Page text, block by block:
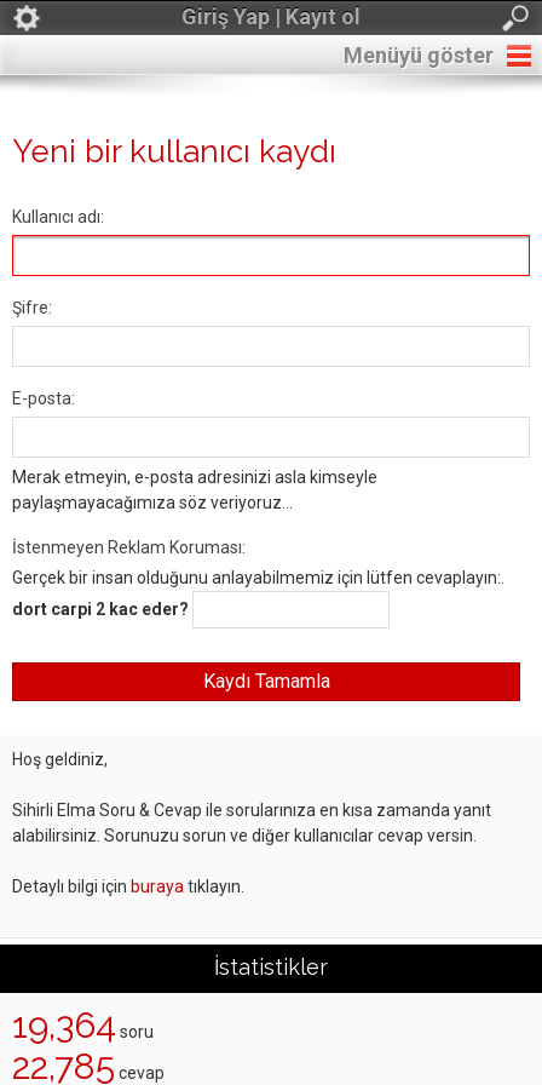
Giriş Yap | Kayıt ol
Menüyü göster
Yeni bir kullanıcı kaydı
Kullanıcı adı:
Şifre:
E-posta:
Merak etmeyin, e-posta adresinizi asla kimseyle
paylaşmayacağımıza söz veriyoruz...
İstenmeyen Reklam Koruması:
Gerçek bir insan olduğunu anlayabilmemiz için lütfen cevaplayın:.
dort carpi 2 kac eder?
Hoş geldiniz,
Sihirli Elma Soru & Cevap ile sorularınıza en kısa zamanda yanıt
alabilirsiniz. Sorunuzu sorun ve diğer kullanıcılar cevap versin.
Detaylı bilgi için buraya tıklayın.
İstatistikler
19,364 soru
22,785 cevap